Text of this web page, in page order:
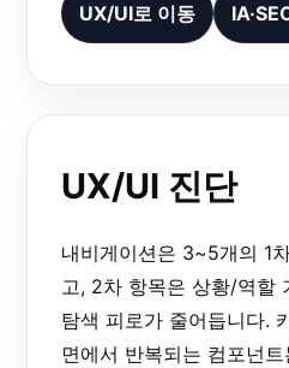
UX/UI로 이동
UX/UI 진단
내비게이션은 3~5개의 1
고, 2차 항목은 상황/역할
탐색 피로가 줄어듭니다.
면에서 반복되는 컴포넌트